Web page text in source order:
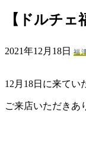
ェ
県
千
【ドルチ
2021年12月18日 福
12月18日に来てい
ご来店いただきあ